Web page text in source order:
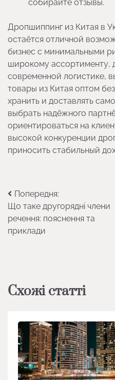
собирайте отзывы.
Дропшиппинг из Китая в
остаётся отличной
бизнес с минимальными
широкому ассортименту,
современной логистике,
товары из Китая оптом
хранить и доставлять
выбрать надёжного
ориентироваться на
высокой конкуренции
приносить стабильный
Навігація
записів
Попередня:
Що таке другорядні члени
речення: пояснення та
приклади
Схожі статті